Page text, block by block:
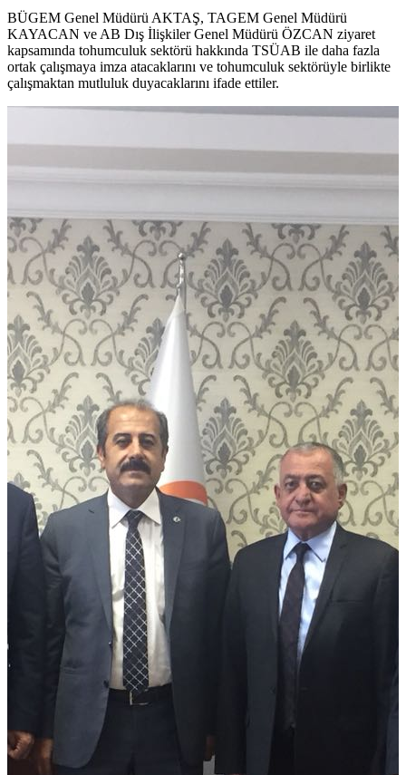
BÜGEM Genel Müdürü AKTAŞ, TAGEM Genel Müdürü
KAYACAN ve AB Dış İlişkiler Genel Müdürü ÖZCAN ziyaret
kapsamında tohumculuk sektörü hakkında TSÜAB ile daha fazla
ortak çalışmaya imza atacaklarını ve tohumculuk sektörüyle birlikte
çalışmaktan mutluluk duyacaklarını ifade ettiler.